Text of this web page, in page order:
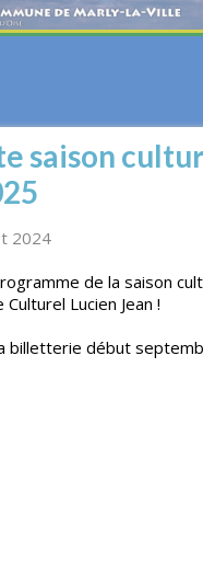
saison
2024
de la saison
Culturel Lucien Jean !
billetterie début